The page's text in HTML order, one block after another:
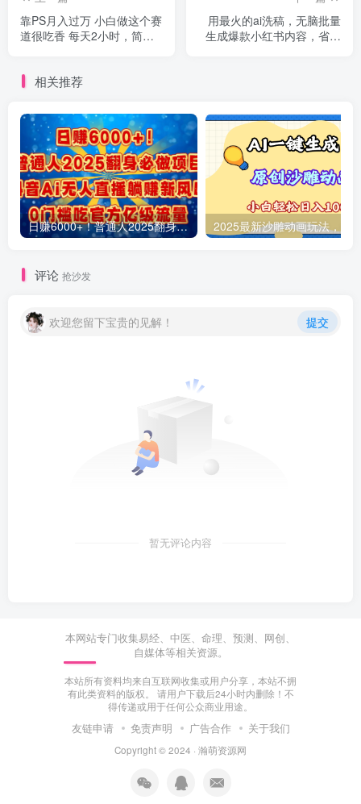
靠PS月入过万 小白做这个赛
道很吃香 每天2小时，简单
用最火的ai洗稿，无脑批量
生成爆款小红书内容，省时
相关推荐
日赚6000+！普通人2025翻身必做项目，抖音Ai无人直播躺赚新风口，0门槛吃官方亿级流量
评论 抢沙发
欢迎您留下宝贵的见解！ 提交
暂无评论内容
本网站专门收集易经、中医、命理、预测、网创、
自媒体等相关资源。
本站所有资料均来自互联网收集或用户分享，本站不拥
有此类资料的版权。 请用户下载后24小时内删除！不
得传递或用于任何公众商业用途。
友链申请 免责声明 广告合作 关于我们
Copyright © 2024 · 瀚萌资源网